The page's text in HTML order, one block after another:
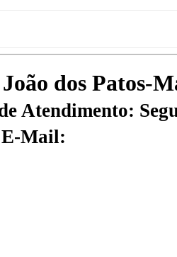
dos Patos-
Atendimento:
E-Mail: